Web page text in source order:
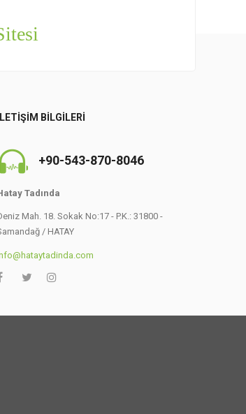
BILGILERI
+90-543-870-8046
Tadında
Mah. 18. Sokak No:17 - P.K.: 31800 -
/ HATAY